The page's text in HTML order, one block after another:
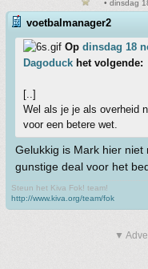
• dinsdag
voetbalmanager2
Op dinsdag 18
Dagoduck het volgende:
[..]
Wel als je je als overheid
voor een betere wet.
Gelukkig is Mark hier niet
gunstige deal voor het
Steun het Kiva Fok! team!
http://www.kiva.org/team/fok
▼